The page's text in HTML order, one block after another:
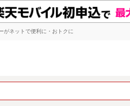
がネットで便利に・おトクに